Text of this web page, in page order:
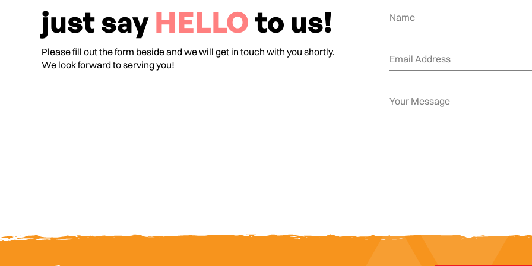
just say HELLOto us!
Please fill out the form beside and we will get in touch with you shortly.
We look forward to serving you!